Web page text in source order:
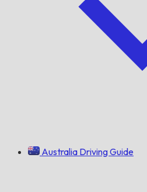
Australia Driving Guide